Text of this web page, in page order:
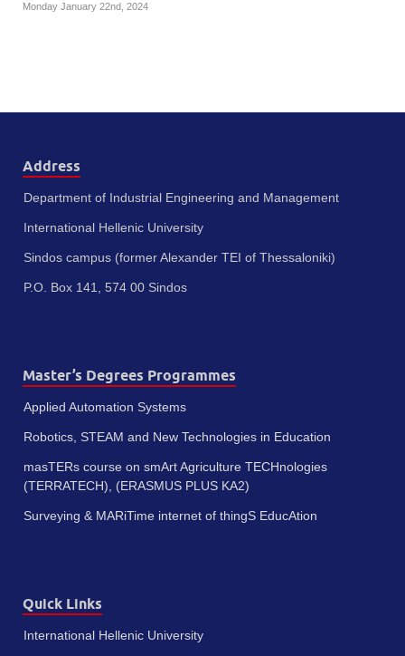
Monday January 22nd, 2024
Address
Department of Industrial Engineering and Management
International Hellenic University
Sindos campus (former Alexander TEI of Thessaloniki)
P.O. Box 141, 574 00 Sindos
Master’s Degrees Programmes
Applied Automation Systems
Robotics, STEAM and New Technologies in Education
masTERs course on smArt Agriculture TECHnologies
(TERRATECH), (ERASMUS PLUS KA2)
Surveying & MARiTime internet of thingS EducAtion
Quick Links
International Hellenic University